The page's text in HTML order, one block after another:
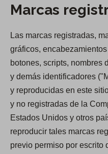
Marcas
Las marcas registradas,
gráficos,
botones, scripts, nombres
y demás identificadores
y reproducidas en este
y no registradas de la
Estados Unidos y otros
reproducir tales marcas
previo permiso por escrito